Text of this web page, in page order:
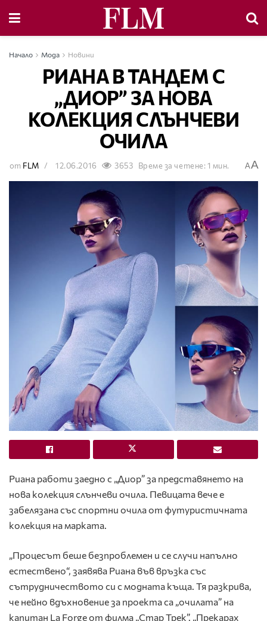
Начало Мода Новини
РИАНА В ТАНДЕМ С
„ДИОР” ЗА НОВА
КОЛЕКЦИЯ СЛЪНЧЕВИ
ОЧИЛА
от FLM 12.06.2016 3653 Време за четене: 1 мин. AA
Риана работи заедно с „Диор” за представянето на
нова колекция слънчеви очила. Певицата вече е
забелязана със спортни очила от футуристичната
колекция на марката.
„Процесът беше безпроблемен и се случи напълно
естествено“, заявява Риана във връзка със
сътрудничеството си с модната къща. Тя разкрива,
че нейно вдъхновение за проекта са „очилата” на
капитан La Forge от филма „Стар Трек”. „Прекарах